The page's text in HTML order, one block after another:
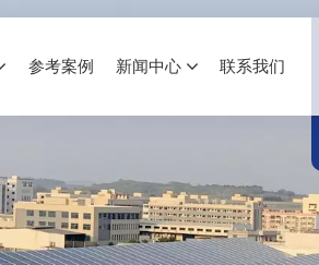
参考案例 新闻中心 联系我们